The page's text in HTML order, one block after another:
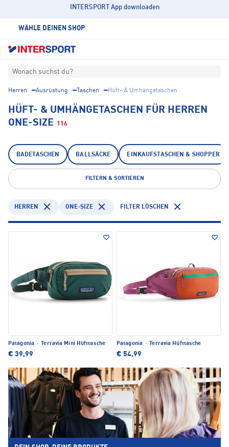
INTERSPORT App downloaden
WÄHLE DEINEN SHOP
Wonach suchst du?
Herren Ausrüstung Taschen Hüft- & Umhängetaschen
HÜFT- & UMHÄNGETASCHEN FÜR HERREN
ONE-SIZE
116
BADETASCHEN BALLSÄCKE EINKAUFSTASCHEN & SHOPPER
FILTERN & SORTIEREN
HERREN ONE-SIZE FILTER LÖSCHEN
Patagonia · Terravia Mini Hüfttasche
€ 39,99
Patagonia · Terravia Hüfttasche
€ 54,99